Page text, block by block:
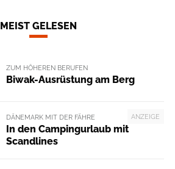
MEIST GELESEN
ZUM HÖHEREN BERUFEN
Biwak-Ausrüstung am Berg
ANZEIGE
DÄNEMARK MIT DER FÄHRE
In den Campingurlaub mit
Scandlines